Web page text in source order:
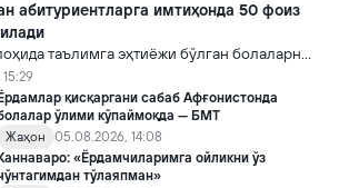
абитуриентларга имтиҳонда 50 фоиз
таълимга эҳтиёжи бўлган болаларни
хизматлар билан қамраб олиш тизимини
қўшимча чора-тадбирлар
билан инклюзив таълим соҳасида қатор
этилади.
Ёрдамлар қисқаргани сабаб Афғонистонда
ўлими кўпаймоқда — БМТ
Жаҳон
05.08.2026, 14:08
Каннаваро: «Ёрдамчиларимга ойликни ўз
тўлаяпман»